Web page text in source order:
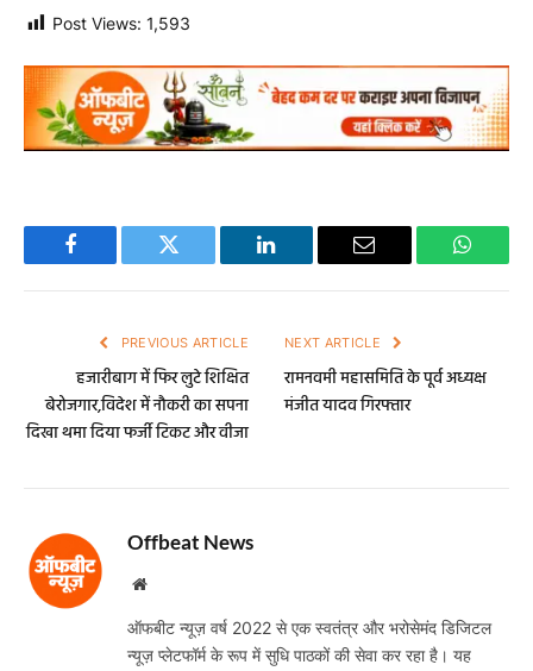
Post Views: 1,593
Facebook Twitter LinkedIn Email
PREVIOUS ARTICLE
हजारीबाग में फिर लुटे शिक्षित
बेरोजगार,विदेश में नौकरी का सपना
दिखा थमा दिया फर्जी टिकट और वीजा
NEXT ARTICLE
रामनवमी महासमिति के पूर्व अध्यक्ष
मंजीत यादव गिरफ्तार
Offbeat News
Website
ऑफबीट न्यूज़ वर्ष 2022 से एक स्वतंत्र और भरोसेमंद डिजिटल
न्यूज़ प्लेटफॉर्म के रूप में सुधि पाठकों की सेवा कर रहा है। यह